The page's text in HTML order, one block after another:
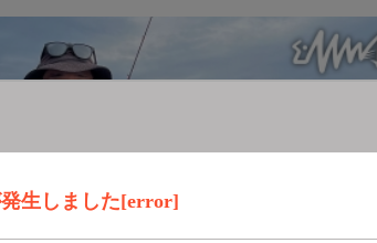
生しました[error]